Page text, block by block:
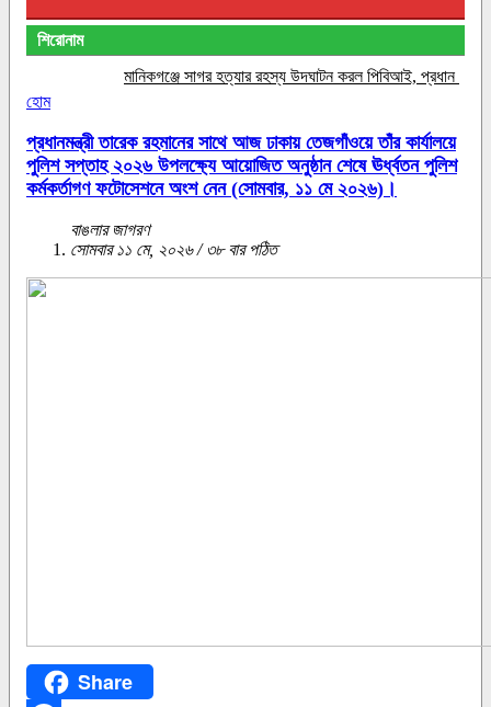
শিরোনাম
মানিকগঞ্জে সাগর হত্যার রহস্য উদঘাটন করল পিবিআই, প্রধান আসামি
হোম
প্রধানমন্ত্রী তারেক রহমানের সাথে আজ ঢাকায় তেজগাঁওয়ে তাঁর কার্যালয়ে
পুলিশ সপ্তাহ ২০২৬ উপলক্ষ্যে আয়োজিত অনুষ্ঠান শেষে ঊর্ধ্বতন পুলিশ
কর্মকর্তাগণ ফটোসেশনে অংশ নেন (সোমবার, ১১ মে ২০২৬)।
বাঙলার জাগরণ
সোমবার ১১ মে, ২০২৬ / ৩৮ বার পঠিত
Share